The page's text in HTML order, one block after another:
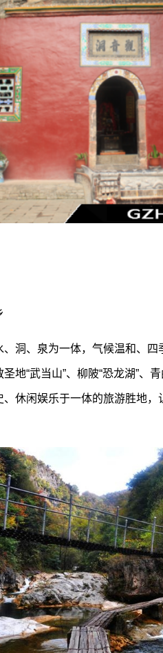
洞、泉为一体，气候温和、
地“武当山”、柳陂“恐龙湖”、
休闲娱乐于一体的旅游胜地